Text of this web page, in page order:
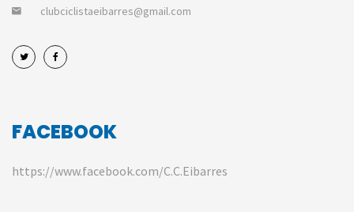
clubciclistaeibarres@gmail.com
FACEBOOK
https://www.facebook.com/C.C.Eibarres